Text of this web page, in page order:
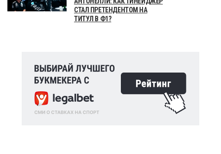
СТАЛ ПРЕТЕНДЕНТОМ НА
ТИТУЛ В Ф1?